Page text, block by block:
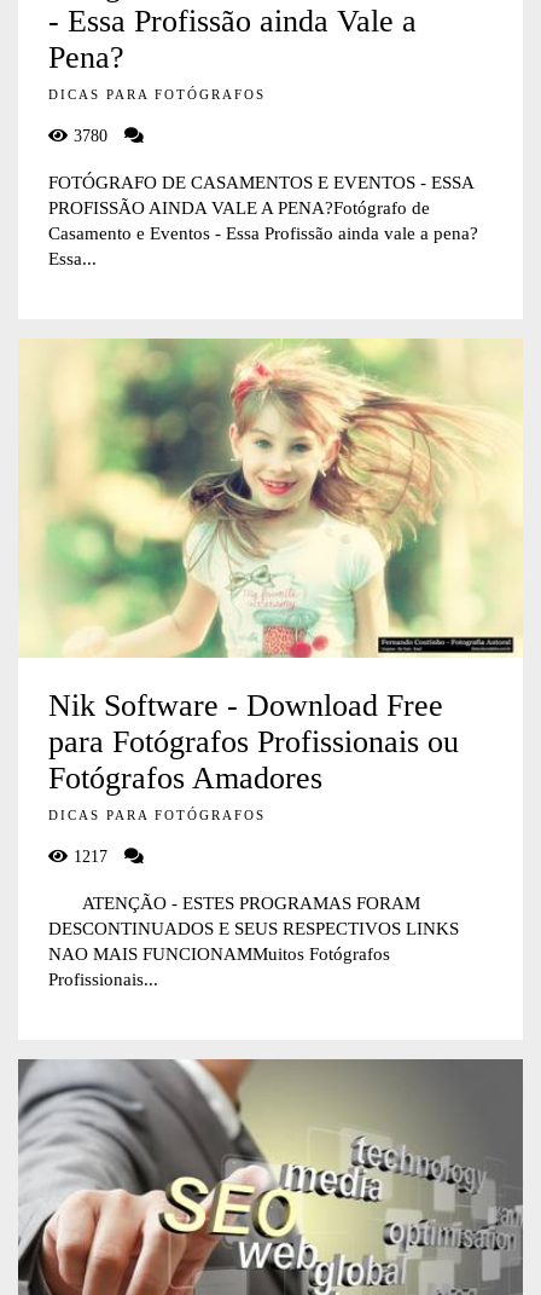
- Essa Profissão ainda Vale a
Pena?
DICAS PARA FOTÓGRAFOS
3780
FOTÓGRAFO DE CASAMENTOS E EVENTOS - ESSA
PROFISSÃO AINDA VALE A PENA?Fotógrafo de
Casamento e Eventos - Essa Profissão ainda vale a pena?
Essa...
Nik Software - Download Free
para Fotógrafos Profissionais ou
Fotógrafos Amadores
DICAS PARA FOTÓGRAFOS
1217
ATENÇÃO - ESTES PROGRAMAS FORAM
DESCONTINUADOS E SEUS RESPECTIVOS LINKS
NAO MAIS FUNCIONAMMuitos Fotógrafos
Profissionais...